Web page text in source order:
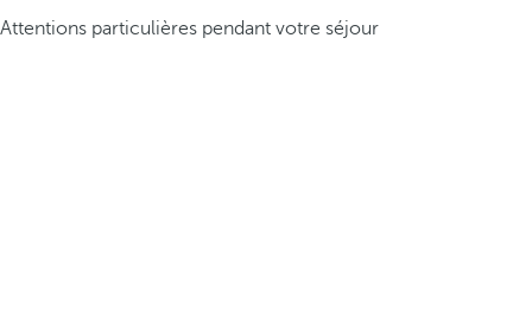
Attentions particulières pendant votre séjour